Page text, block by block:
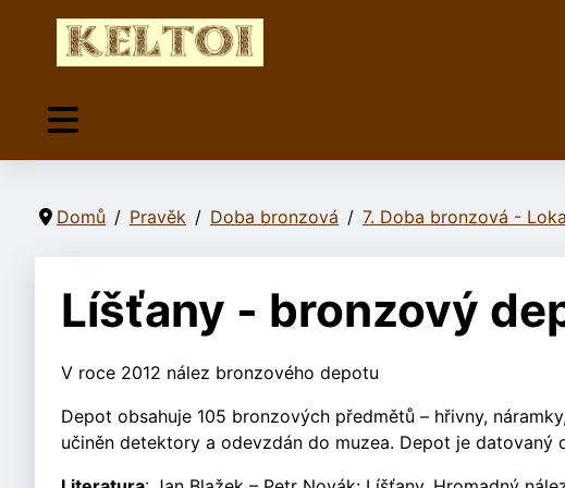
Domů Pravěk Doba bronzová 7. Doba bronzová -
Líšťany - bronzový
V roce 2012 nález bronzového depotu
Depot obsahuje 105 bronzových předmětů – hřivny,
učiněn detektory a odevzdán do muzea. Depot je